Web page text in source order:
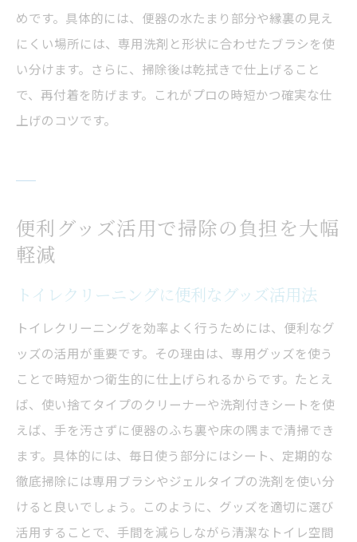
めです。具体的には、便器の水たまり部分や縁裏の見え
にくい場所には、専用洗剤と形状に合わせたブラシを使
い分けます。さらに、掃除後は乾拭きで仕上げること
で、再付着を防げます。これがプロの時短かつ確実な仕
上げのコツです。
便利グッズ活用で掃除の負担を大幅
軽減
トイレクリーニングに便利なグッズ活用法
トイレクリーニングを効率よく行うためには、便利なグ
ッズの活用が重要です。その理由は、専用グッズを使う
ことで時短かつ衛生的に仕上げられるからです。たとえ
ば、使い捨てタイプのクリーナーや洗剤付きシートを使
えば、手を汚さずに便器のふち裏や床の隅まで清掃でき
ます。具体的には、毎日使う部分にはシート、定期的な
徹底掃除には専用ブラシやジェルタイプの洗剤を使い分
けると良いでしょう。このように、グッズを適切に選び
活用することで、手間を減らしながら清潔なトイレ空間